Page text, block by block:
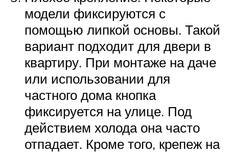
модели фиксируются с
помощью липкой основы. Такой
вариант подходит для двери в
квартиру. При монтаже на даче
или использовании для
частного дома кнопка
фиксируется на улице. Под
действием холода она часто
отпадает. Кроме того, крепеж на